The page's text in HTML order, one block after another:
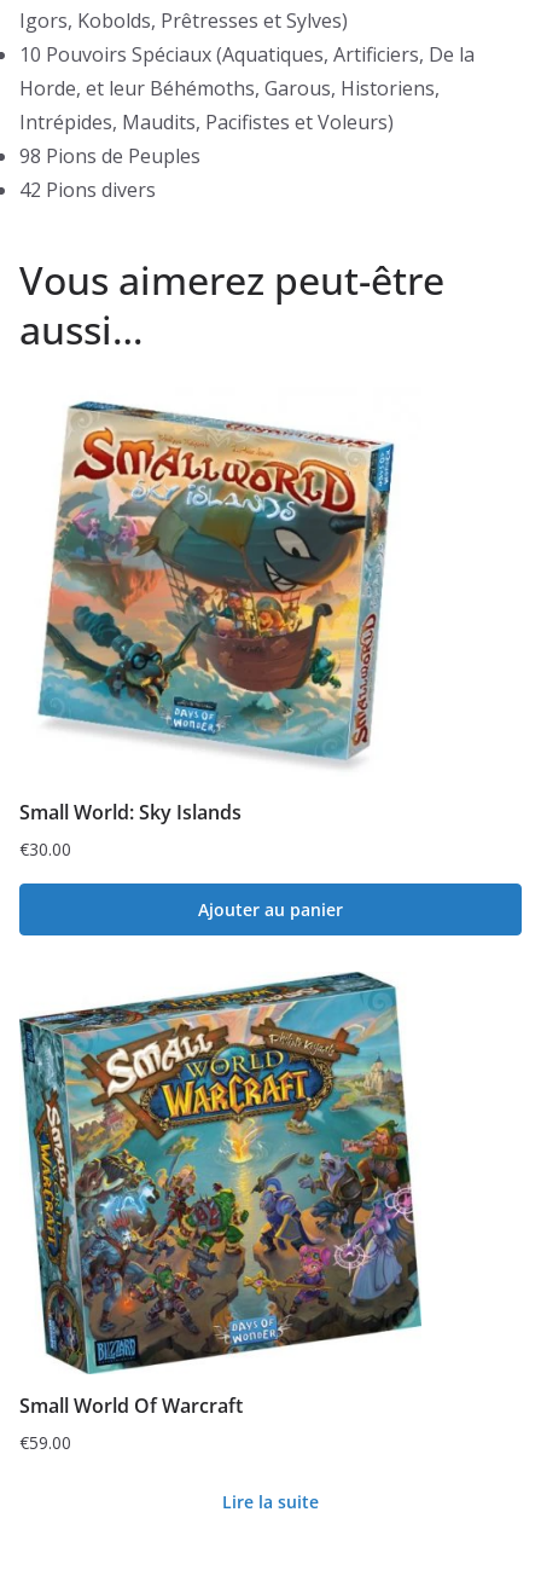
Igors, Kobolds, Prêtresses et Sylves)
10 Pouvoirs Spéciaux (Aquatiques, Artificiers, De la
Horde, et leur Béhémoths, Garous, Historiens,
Intrépides, Maudits, Pacifistes et Voleurs)
98 Pions de Peuples
42 Pions divers
Vous aimerez peut-être
aussi…
Small World: Sky Islands
€30.00
Ajouter au panier
Small World Of Warcraft
€59.00
Lire la suite